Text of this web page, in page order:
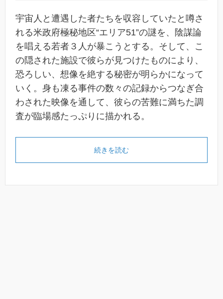
宇宙人と遭遇した者たちを収容していたと噂さ
れる米政府極秘地区“エリア51”の謎を、陰謀論
を唱える若者３人が暴こうとする。そして、こ
の隠された施設で彼らが見つけたものにより、
恐ろしい、想像を絶する秘密が明らかになって
いく。身も凍る事件の数々の記録からつなぎ合
わされた映像を通して、彼らの苦難に満ちた調
査が臨場感たっぷりに描かれる。
続きを読む